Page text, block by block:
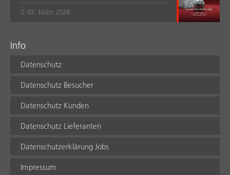
02. März 2026
Info
Datenschutz
Datenschutz Besucher
Datenschutz Kunden
Datenschutz Lieferanten
Datenschutzerklärung Jobs
Impressum